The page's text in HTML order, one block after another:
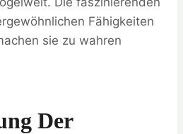
Fähigkeiten
sie zu wahren
Der